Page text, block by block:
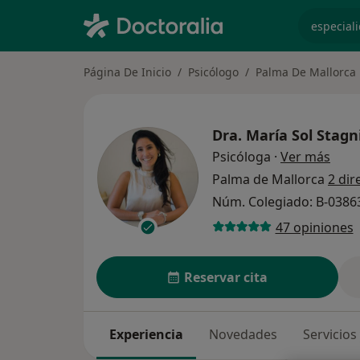
Página De Inicio Psicólogo Palma De Mallorca
Dra. María Sol
Psicóloga · Ver más
Palma de Mallorca 2
Núm. Colegiado: B-
47 opiniones
Reservar cita
Experiencia Novedades